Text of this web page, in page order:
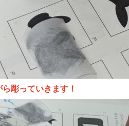
彫っていきます！